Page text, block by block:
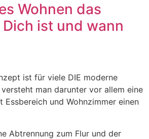
Wohnen das
ist und wann
ist für viele DIE moderne
man darunter vor allem eine
Essbereich und Wohnzimmer einen
Abtrennung zum Flur und der